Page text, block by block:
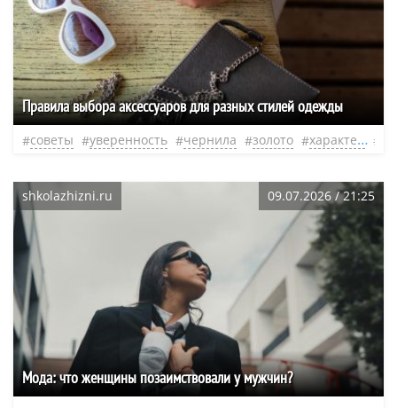
Правила выбора аксессуаров для разных стилей одежды
советы уверенность чернила золото характер
shkolazhizni.ru 09.07.2026 / 21:25
Мода: что женщины позаимствовали у мужчин?